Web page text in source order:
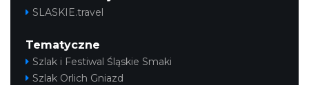
SLASKIE.travel
Tematyczne
Szlak i Festiwal Śląskie Smaki
Szlak Orlich Gniazd